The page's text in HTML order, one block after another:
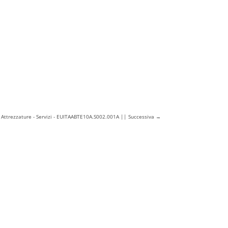
- Servizi - EUITAABTE10A.S002.001A || Successiva →